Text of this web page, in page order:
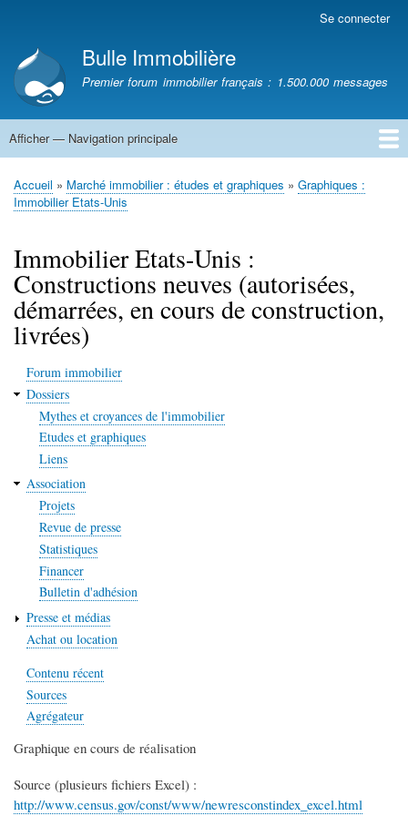
contenu
principal
compte
de
l'utilisateur
Se connecter
Bulle Immobilière
Premier forum immobilier français : 1.500.000 messages
Navigation
Afficher — Navigation principale
Accueil
Fil
Accueil Marché immobilier : études et graphiques
Graphiques :
Immobilier Etats-Unis
Immobilier Etats-Unis :
Constructions neuves (autorisées,
démarrées, en cours de construction,
livrées)
Forum immobilier
Dossiers
Mythes et croyances de l'immobilier
Etudes et graphiques
Liens
Association
Projets
Revue de presse
Statistiques
Financer
Bulletin d'adhésion
Presse et médias
Achat ou location
Contenu récent
Sources
Agrégateur
Graphique en cours de réalisation
Source (plusieurs fichiers Excel) :
http://www.census.gov/const/www/newresconstindex_excel.html